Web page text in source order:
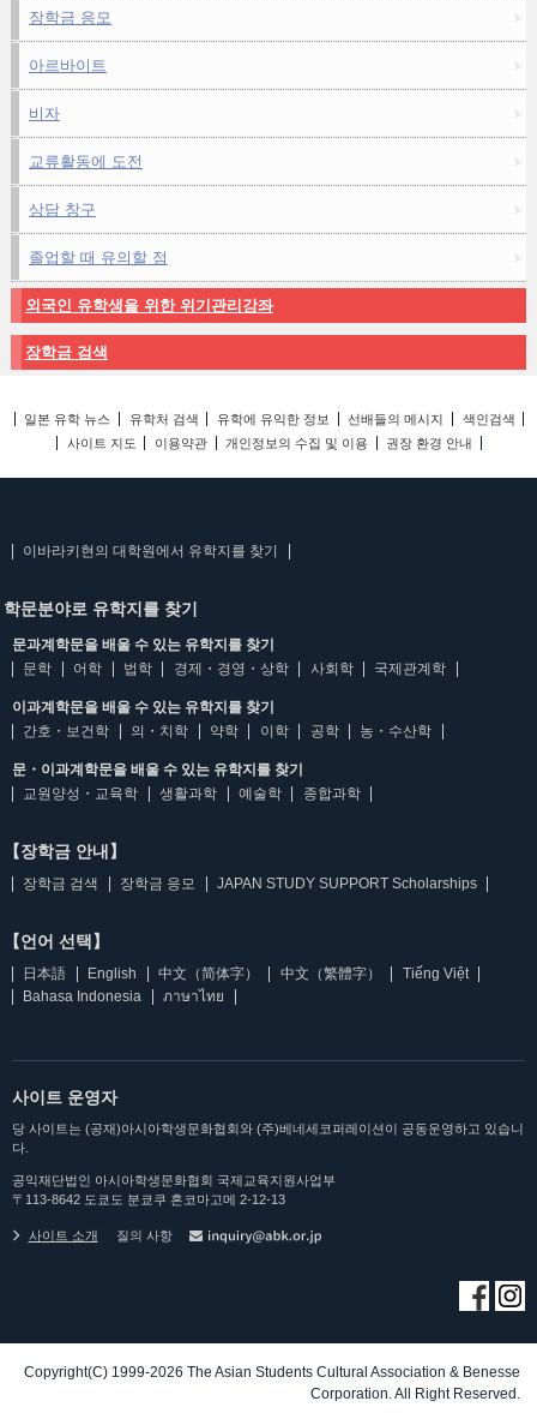
장학금 응모
아르바이트
비자
교류활동에 도전
상담 창구
졸업할 때 유의할 점
외국인 유학생을 위한 위기관리강좌
장학금 검색
일본 유학 뉴스 유학처 검색 유학에 유익한 정보 선배들의 메시지
색인검색
사이트 지도
이용약관 개인정보의 수집 및 이용 권장 환경 안내
이바라키현의 대학원에서 유학지를 찾기
학문분야로 유학지를 찾기
문과계학문을 배울 수 있는 유학지를 찾기
문학
어학 법학 경제・경영・상학 사회학 국제관계학
이과계학문을 배울 수 있는 유학지를 찾기
간호・보건학
의・치학 약학 이학 공학 농・수산학
문・이과계학문을 배울 수 있는 유학지를 찾기
교원양성・교육학
생활과학 예술학 종합과학
【장학금 안내】
장학금 검색 장학금 응모 JAPAN STUDY SUPPORT Scholarships
【언어 선택】
日本語 English 中文（简体字） 中文（繁體字）
Tiếng Việt
Bahasa Indonesia
ภาษาไทย
사이트 운영자
당 사이트는 (공재)아시아학생문화협회와 (주)베네세코퍼레이션이 공동운영하고 있습니
다.
공익재단법인 아시아학생문화협회 국제교육지원사업부
〒113-8642 도쿄도 분쿄쿠 혼코마고메 2-12-13
사이트 소개 질의 사항
Copyright(C) 1999-2026 The Asian Students Cultural Association & Benesse
Corporation. All Right Reserved.